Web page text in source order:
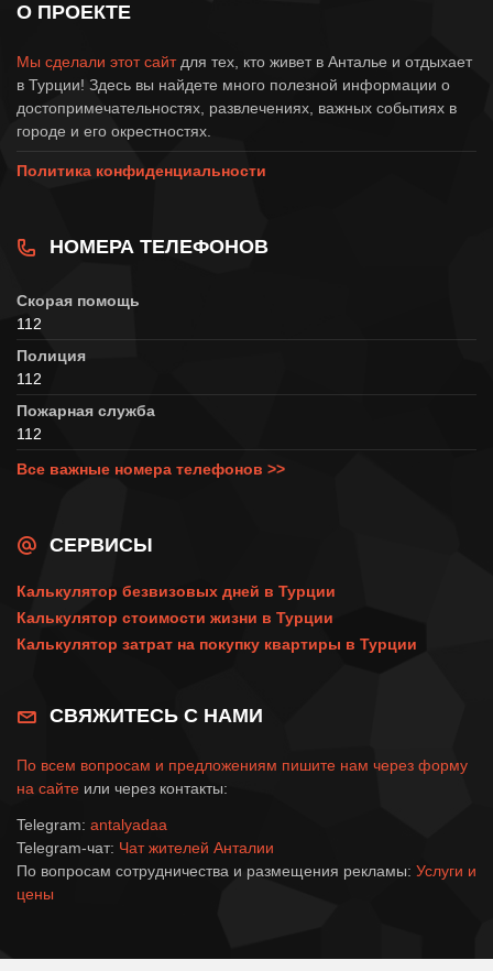
О ПРОЕКТЕ
Мы сделали этот сайтдля тех, кто живет в Анталье и отдыхает
в Турции! Здесь вы найдете много полезной информации о
достопримечательностях, развлечениях, важных событиях в
городе и его окрестностях.
Политика конфиденциальности
НОМЕРА ТЕЛЕФОНОВ
Скорая помощь
112
Полиция
112
Пожарная служба
112
Все важные номера телефонов >>
СЕРВИСЫ
Калькулятор безвизовых дней в Турции
Калькулятор стоимости жизни в Турции
Калькулятор затрат на покупку квартиры в Турции
СВЯЖИТЕСЬ С НАМИ
По всем вопросам и предложениям пишите нам через форму
на сайте или через контакты:
Telegram: antalyadaa
Telegram-чат: Чат жителей Анталии
По вопросам сотрудничества и размещения рекламы: Услуги и
цены